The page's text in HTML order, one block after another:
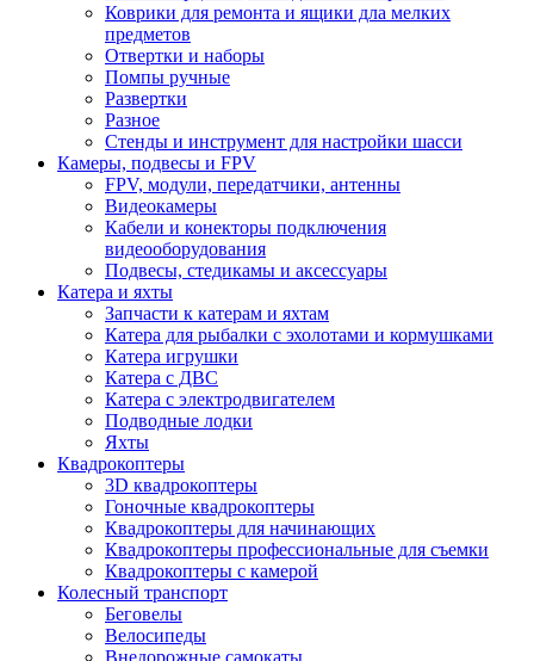
Коврики для ремонта и ящики дла мелких
предметов
Отвертки и наборы
Помпы ручные
Развертки
Разное
Стенды и инструмент для настройки шасси
Камеры, подвесы и FPV
FPV, модули, передатчики, антенны
Видеокамеры
Кабели и конекторы подключения
видеооборудования
Подвесы, стедикамы и аксессуары
Катера и яхты
Запчасти к катерам и яхтам
Катера для рыбалки с эхолотами и кормушками
Катера игрушки
Катера с ДВС
Катера с электродвигателем
Подводные лодки
Яхты
Квадрокоптеры
3D квадрокоптеры
Гоночные квадрокоптеры
Квадрокоптеры для начинающих
Квадрокоптеры профессиональные для съемки
Квадрокоптеры с камерой
Колесный транспорт
Беговелы
Велосипеды
Внедорожные самокаты